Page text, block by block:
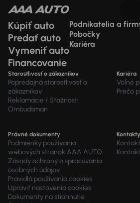
Kúpiť auto
Predať auto
Vymeniť auto
Financovanie
Podnikatelia a
Pobočky
Kariéra
Starostlivosť o zákazníkov
Popredajná starostlivosť o
zákazníkov
Reklamácie / Sťažnosti
Ombudsman
Kariéra
Voľné
Prečo
Právné dokumenty
Podmienky používania
webových stránok AAA AUTO
Zásady ochrany a spracúvania
osobných údajov
Pravidlá používania cookies
Upraviť nastavenia cookies
Dokumenty na stiahnutie
Kontakty